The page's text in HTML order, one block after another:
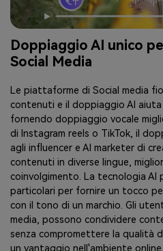
Doppiaggio AI unico
Social Media
Le piattaforme di Social media
contenuti e il doppiaggio AI
fornendo doppiaggio vocale
di Instagram reels o TikTok, il
agli influencer e AI marketer di
contenuti in diverse lingue,
coinvolgimento. La tecnologia AI
particolari per fornire un tocco
con il tono di un marchio. Gli
media, possono condividere
senza compromettere la qualità
un vantaggio nell'ambiente online.